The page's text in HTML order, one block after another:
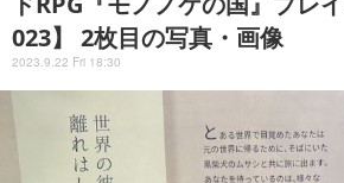
023】 2枚目の写真・画像
2023.9.22 Fri 18:30